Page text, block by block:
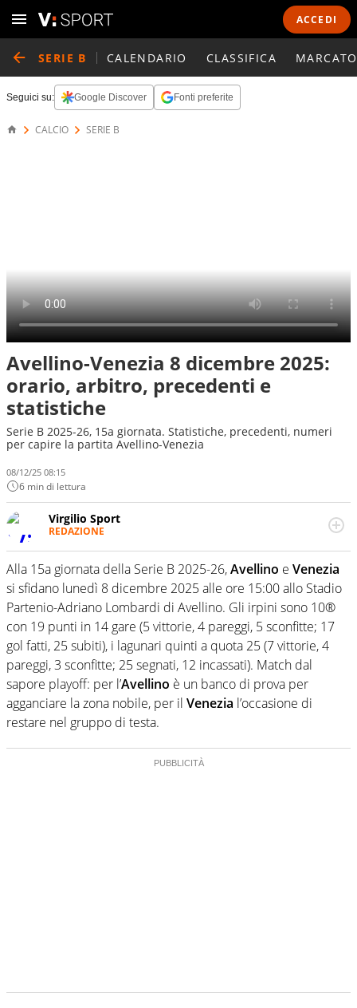
ACCEDI
SERIE B CALENDARIO CLASSIFICA
Seguici su: Google Discover Fonti preferite
CALCIO SERIE B
Avellino-Venezia 8 dicembre 2025:
orario, arbitro, precedenti e
statistiche
Serie B 2025-26, 15a giornata. Statistiche, precedenti, numeri
per capire la partita Avellino-Venezia
08/12/25 08:15
6 min di lettura
Virgilio Sport
REDAZIONE
appassionato su tutto il mondo dello sport. Calcio,
calciomercato, F1, Motomondiale ma anche tennis,
volley, basket: su Virgilio Sport i tifosi e gli appassionati
sanno che troveranno sempre copertura completa e
zero faziosità. La squadra di Virgilio Sport è formata da
giornalisti ed esperti di sport abili sia nel gioco di
rimessa quando intercettano le notizie e le rilanciano
verso la rete, sia nella costruzione dal basso quando
creano contenuti 100% originali ed esclusivi.
Alla 15a giornata della Serie B 2025-26,Avellino e Venezia
si sfidano lunedì 8 dicembre 2025 alle ore 15:00 allo Stadio
Partenio-Adriano Lombardi di Avellino. Gli irpini sono 10®
con 19 punti in 14 gare (5 vittorie, 4 pareggi, 5 sconfitte; 17
gol fatti, 25 subiti), i lagunari quinti a quota 25 (7 vittorie, 4
pareggi, 3 sconfitte; 25 segnati, 12 incassati). Match dal
sapore playoff: per l’Avellino è un banco di prova per
agganciare la zona nobile, per il Venezia l’occasione di
restare nel gruppo di testa.